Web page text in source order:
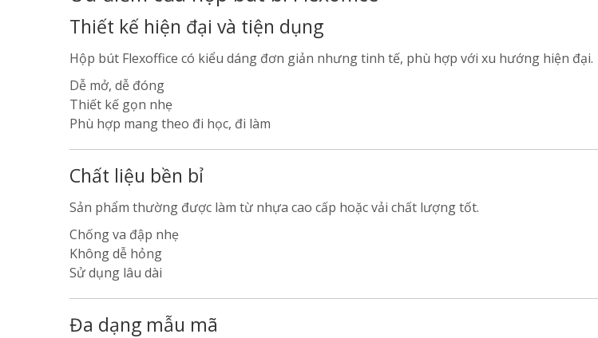
Thiết kế hiện đại và tiện dụng
Hộp bút Flexoffice có kiểu dáng đơn giản nhưng tinh tế, phù hợp với xu hướng hiện đại.
Dễ mở, dễ đóng
Thiết kế gọn nhẹ
Phù hợp mang theo đi học, đi làm
Chất liệu bền bỉ
Sản phẩm thường được làm từ nhựa cao cấp hoặc vải chất lượng tốt.
Chống va đập nhẹ
Không dễ hỏng
Sử dụng lâu dài
Đa dạng mẫu mã